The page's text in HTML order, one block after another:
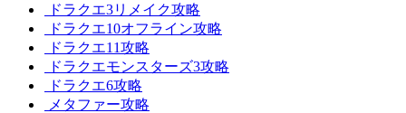
ドラクエ3リメイク攻略
ドラクエ10オフライン攻略
ドラクエ11攻略
ドラクエモンスターズ3攻略
ドラクエ6攻略
メタファー攻略